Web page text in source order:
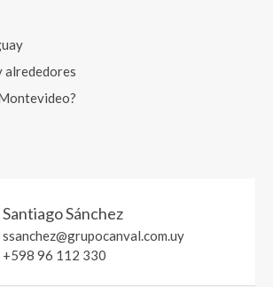
alrededores
Santiago Sánchez
ssanchez@grupocanval.com.uy
+598 96 112 330